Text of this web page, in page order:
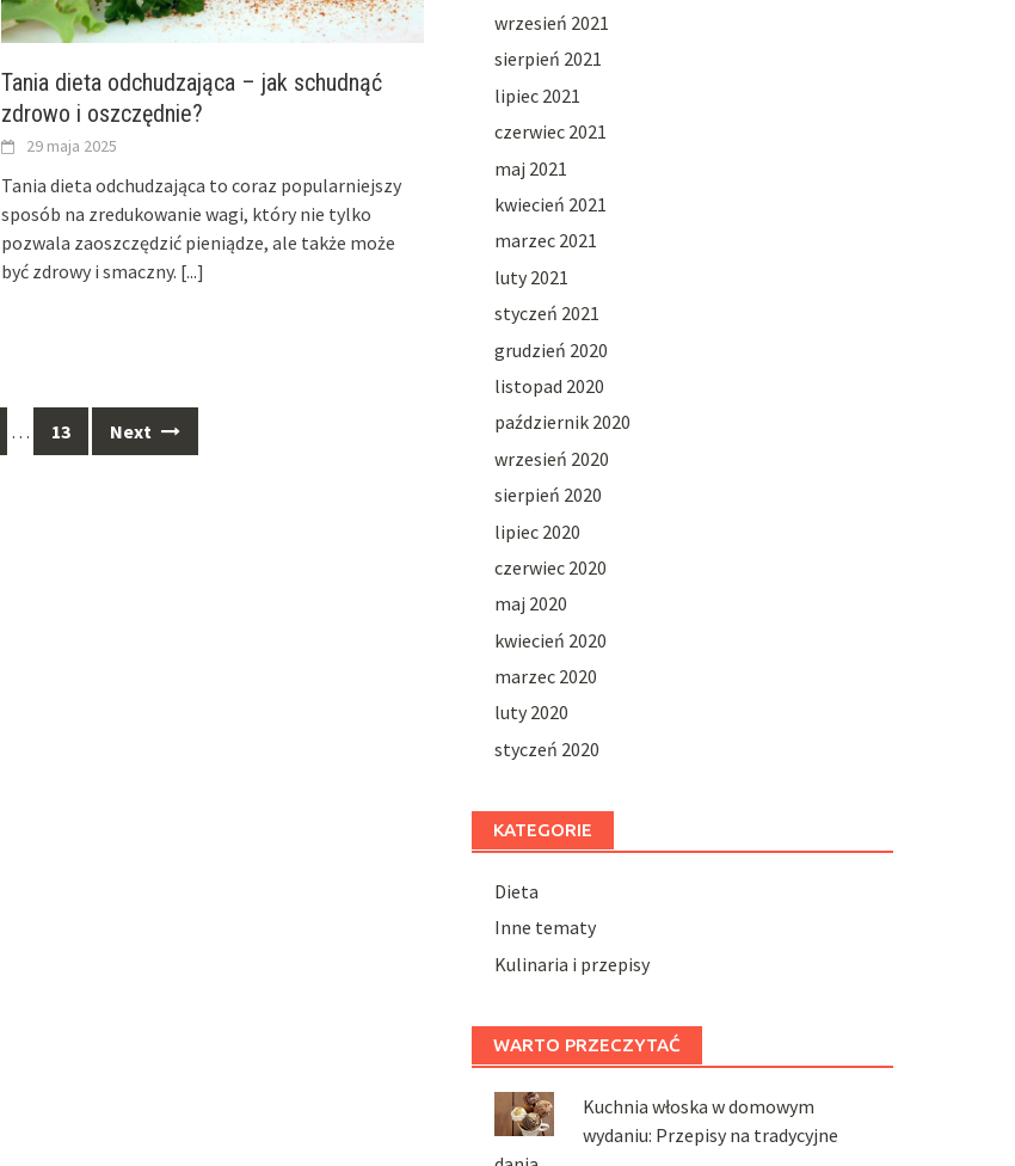
Tania dieta odchudzająca – jak schudnąć
zdrowo i oszczędnie?
29 maja 2025
Tania dieta odchudzająca to coraz popularniejszy
sposób na zredukowanie wagi, który nie tylko
pozwala zaoszczędzić pieniądze, ale także może
być zdrowy i smaczny. [...]
… 13 Next
wrzesień 2021
sierpień 2021
lipiec 2021
czerwiec 2021
maj 2021
kwiecień 2021
marzec 2021
luty 2021
styczeń 2021
grudzień 2020
listopad 2020
październik 2020
wrzesień 2020
sierpień 2020
lipiec 2020
czerwiec 2020
maj 2020
kwiecień 2020
marzec 2020
luty 2020
styczeń 2020
KATEGORIE
Dieta
Inne tematy
Kulinaria i przepisy
WARTO PRZECZYTAĆ
Kuchnia włoska w domowym
wydaniu: Przepisy na tradycyjne